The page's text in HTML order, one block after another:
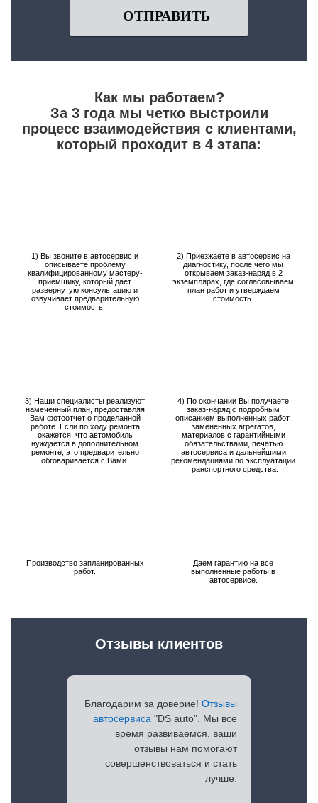
ОТПРАВИТЬ
Как мы работаем?
За 3 года мы четко выстроили
процесс взаимодействия с клиентами,
который проходит в 4 этапа:
1) Вы звоните в автосервис и
описываете проблему
квалифицированному мастеру-
приемщику, который дает
развернутую консультацию и
озвучивает предварительную
стоимость.
2) Приезжаете в автосервис на
диагностику, после чего мы
открываем заказ-наряд в 2
экземплярах, где согласовываем
план работ и утверждаем
стоимость.
3) Наши специалисты реализуют
намеченный план, предоставляя
Вам фотоотчет о проделанной
работе. Если по ходу ремонта
окажется, что автомобиль
нуждается в дополнительном
ремонте, это предварительно
обговаривается с Вами.
4) По окончании Вы получаете
заказ-наряд с подробным
описанием выполненных работ,
замененных агрегатов,
материалов с гарантийными
обязательствами, печатью
автосервиса и дальнейшими
рекомендациями по эксплуатации
транспортного средства.
Производство запланированных
работ.
Даем гарантию на все
выполненные работы в
автосервисе.
Благодарим за доверие! Отзывы
автосервиса "DS auto". Мы все
время развиваемся, ваши
отзывы нам помогают
совершенствоваться и стать
лучше.
Отзывы клиентов